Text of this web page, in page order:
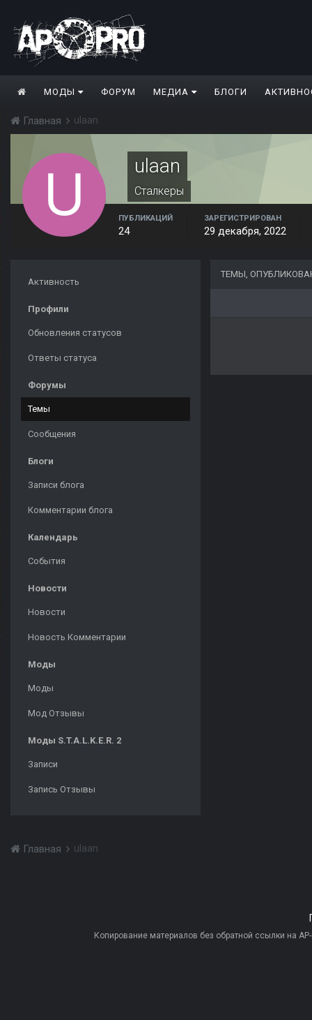
МОДЫ ФОРУМ МЕДИА БЛОГИ
Главная ulaan
ulaan
Сталкеры
ПУБЛИКАЦИЙ
24
ЗАРЕГИСТРИРОВАН
29 декабря, 2022
Активность
Профили
Обновления статусов
Ответы статуса
Форумы
Темы
Сообщения
Блоги
Записи блога
Комментарии блога
Календарь
События
Новости
Новости
Новость Комментарии
Моды
Моды
Мод Отзывы
Моды S.T.A.L.K.E.R. 2
Записи
Запись Отзывы
ТЕМЫ,
Главная ulaan
Копирование материалов без обратной ссылки на